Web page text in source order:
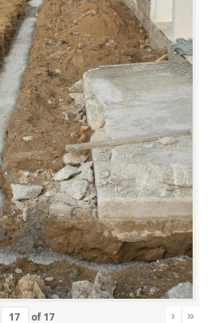
of 17 › »